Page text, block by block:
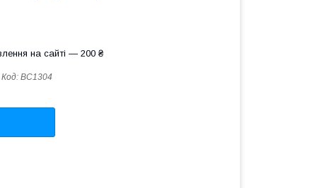
на сайті — 200 ₴
Код: BC1304